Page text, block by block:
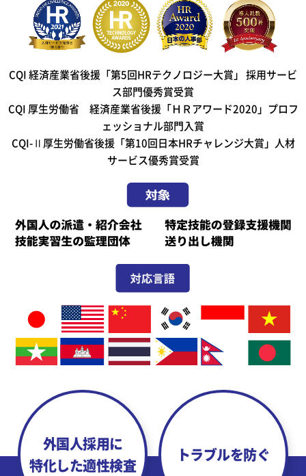
CQI 経済産業省後援「第5回HRテクノロジー大賞」 採用サービ
ス部門優秀賞受賞
CQI 厚生労働省 経済産業省後援「ＨＲアワード2020」プロフ
ェッショナル部門入賞
CQI-Ⅱ厚生労働省後援「第10回日本HRチャレンジ大賞」人材
サービス優秀賞受賞
外国人採用に
特化した適性検査
トラブルを防ぐ